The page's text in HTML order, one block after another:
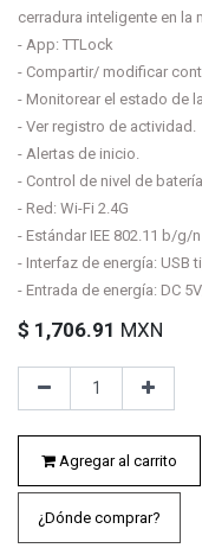
cerradura inteligente en la
- App: TTLock
- Compartir/ modificar
- Monitorear el estado de
- Ver registro de actividad.
- Alertas de inicio.
- Control de nivel de batería
- Red: Wi-Fi 2.4G
- Estándar IEE 802.11 b/g/n
- Interfaz de energía: USB
- Entrada de energía: DC
$ 1,706.91 MXN
Agregar al carrito
¿Dónde comprar?